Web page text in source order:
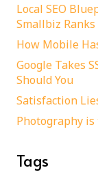
Local SEO
Smallbiz Ranks
How Mobile
Google Takes
Should You
Satisfaction
Photography is
Tags